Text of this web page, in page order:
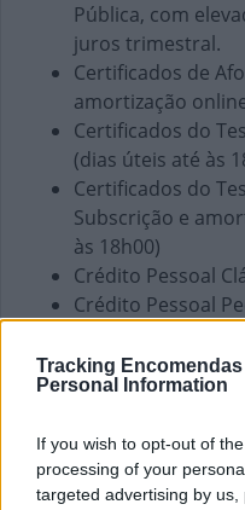
Tracking Encomendas
Personal Information
If you wish to opt-out of
processing of your
targeted advertising by
Pública, com
juros trimestral.
Certificados de
amortização
Certificados do
(dias úteis até às
Certificados do
Subscrição e
às 18h00)
Crédito Pessoal
Crédito Pessoal
Envio de vales -
Fundos de
Pagamento de
Pagamento de